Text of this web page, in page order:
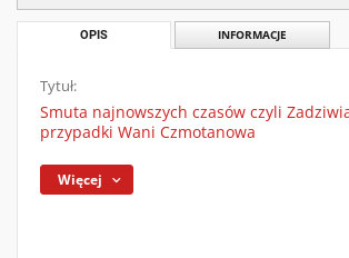
OPIS INFORMACJE
Tytuł:
Smuta najnowszych czasów czyli
przypadki Wani Czmotanowa
Więcej